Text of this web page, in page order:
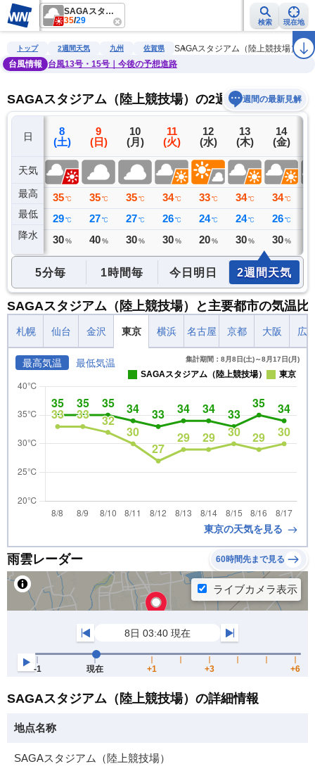
SAGAスタジアム（陸上競技場）
35/29 検索 現在地
雨雲レーダー 台風情報 地震情報 警報・注意報 2週間天気 ラ
トップ 2週間天気 九州 佐賀県
SAGAスタジアム（陸上競技場）
台風情報
台風13号・15号｜今後の予想進路
SAGAスタジアム（陸上競技場）の2週間天気予報
週間の最新見解
日
天気
最高
最低
降水
7
(金)
37 ℃
29 ℃
0 ミリ
8
(土)
35 ℃
29 ℃
30 %
9
(日)
35 ℃
27 ℃
40 %
10
(月)
35 ℃
27 ℃
30 %
11
(火)
34 ℃
26 ℃
30 %
12
(水)
33 ℃
24 ℃
20 %
13
(木)
34 ℃
24 ℃
30 %
14
(金)
34 ℃
26 ℃
30 %
5分毎 1時間毎 今日明日 2週間天気
SAGAスタジアム（陸上競技場）と主要都市の気温比
札幌 仙台 金沢 東京 横浜 名古屋 京都 大阪 広
最高気温 最低気温 集計期間：8月8日(土)～8月17日(月)
SAGAスタジアム（陸上競技場） 東京
東京の天気を見る
雨雲レーダー 60時間先まで見る
SAGAスタジアム（陸上競技場）の詳細情報
地点名称
SAGAスタジアム（陸上競技場）